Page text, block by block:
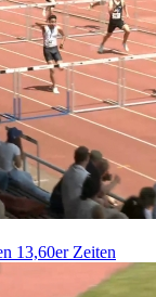
13,60er Zeiten